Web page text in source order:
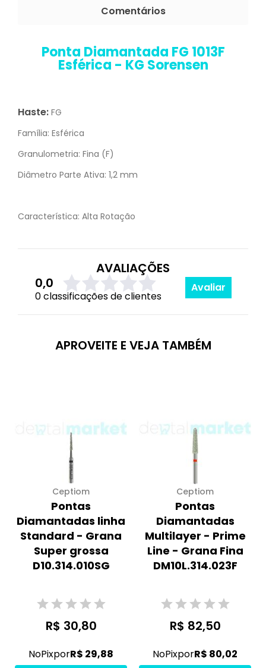
Comentários
Ponta Diamantada FG 1013F
Esférica - KG Sorensen
Haste: FG
Família: Esférica
Granulometria: Fina (F)
Diâmetro Parte Ativa: 1,2 mm
Característica: Alta Rotação
AVALIAÇÕES
0,0
0 classificações de clientes
Avaliar
APROVEITE E VEJA TAMBÉM
Ceptiom
Pontas
Diamantadas linha
Standard - Grana
Super grossa
D10.314.010SG
R$ 30,80
NoPixporR$ 29,88
Ceptiom
Pontas
Diamantadas
Multilayer - Prime
Line - Grana Fina
DM10L.314.023F
R$ 82,50
NoPixporR$ 80,02